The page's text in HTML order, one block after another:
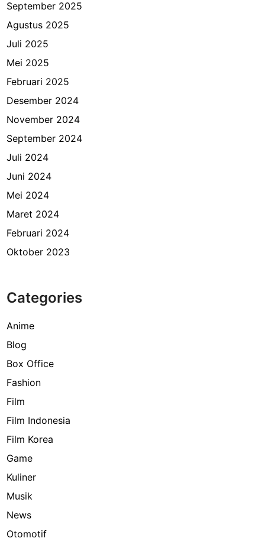
September 2025
Agustus 2025
Juli 2025
Mei 2025
Februari 2025
Desember 2024
November 2024
September 2024
Juli 2024
Juni 2024
Mei 2024
Maret 2024
Februari 2024
Oktober 2023
Categories
Anime
Blog
Box Office
Fashion
Film
Film Indonesia
Film Korea
Game
Kuliner
Musik
News
Otomotif